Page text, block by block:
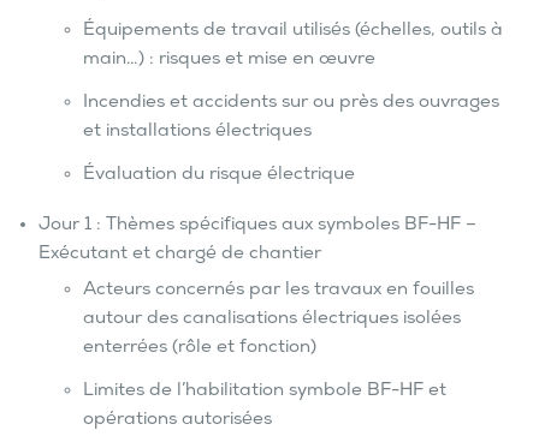
Équipements de travail utilisés (échelles, outils à
main…) : risques et mise en œuvre
Incendies et accidents sur ou près des ouvrages
et installations électriques
Évaluation du risque électrique
Jour 1 : Thèmes spécifiques aux symboles BF-HF –
Exécutant et chargé de chantier
Acteurs concernés par les travaux en fouilles
autour des canalisations électriques isolées
enterrées (rôle et fonction)
Limites de l’habilitation symbole BF-HF et
opérations autorisées